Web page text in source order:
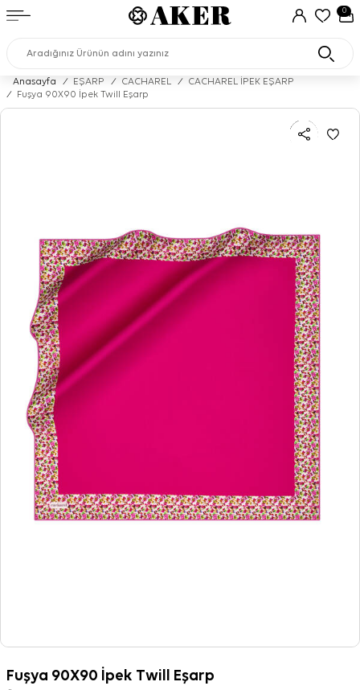
0
Anasayfa / EŞARP / CACHAREL /
CACHAREL İPEK EŞARP
/
Fuşya 90X90 İpek Twill Eşarp
Fuşya 90X90 İpek Twill Eşarp